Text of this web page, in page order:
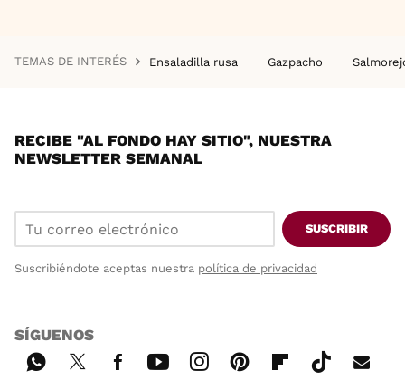
TEMAS DE INTERÉS Ensaladilla rusa Gazpacho
RECIBE "AL FONDO HAY SITIO", NUESTRA
NEWSLETTER SEMANAL
SUSCRIBIR
Suscribiéndote aceptas nuestra política de privacidad
SÍGUENOS